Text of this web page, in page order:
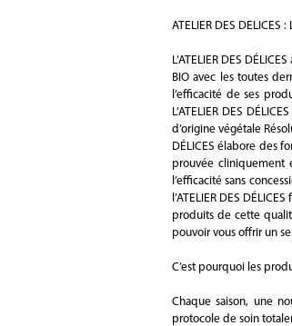
ATELIER DES DELICES
L’ATELIER DES
BIO avec les toutes
l’efficacité de ses
L’ATELIER DES
d’origine végétale
DÉLICES élabore des
prouvée cliniquement
l’efficacité sans
l’ATELIER DES
produits de cette
pouvoir vous offrir un
C’est pourquoi les
Chaque saison, une
protocole de soin